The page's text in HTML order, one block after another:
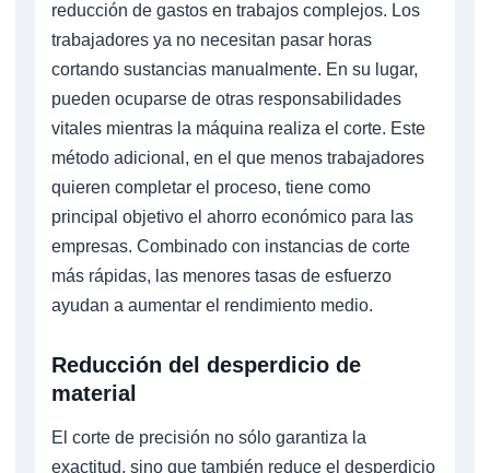
reducción de gastos en trabajos complejos. Los
trabajadores ya no necesitan pasar horas
cortando sustancias manualmente. En su lugar,
pueden ocuparse de otras responsabilidades
vitales mientras la máquina realiza el corte. Este
método adicional, en el que menos trabajadores
quieren completar el proceso, tiene como
principal objetivo el ahorro económico para las
empresas. Combinado con instancias de corte
más rápidas, las menores tasas de esfuerzo
ayudan a aumentar el rendimiento medio.
Reducción del desperdicio de
material
El corte de precisión no sólo garantiza la
exactitud, sino que también reduce el desperdicio